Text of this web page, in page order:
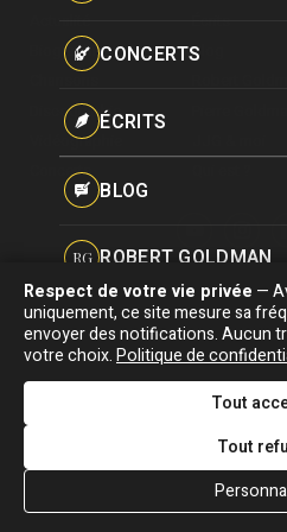
Pseudonymes
CONCERTS
ÉCRITS
Interviews
Hommages
BLOG
RG ROBERT GOLDMAN
PG PIERRE GOLDMAN
J&MJJG & MOI
Biographie
Discographie
Vidéographie
Concerts
Blog
Association "Parler d'sa vie" ©
Signaler une erreur |Confidentialité
mise à jour :
DESIGNED &
DEVELOPED BY
Respect de votre vie privée —
uniquement, ce site mesure sa
envoyer des notifications. Aucun
votre choix.Politique de
Tout
Tout